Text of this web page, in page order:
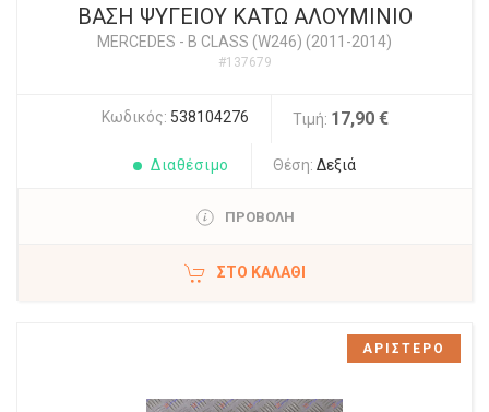
ΒΑΣΗ ΨΥΓΕΙΟΥ ΚΑΤΩ ΑΛΟΥΜΙΝΙΟ
MERCEDES - B CLASS (W246) (2011-2014)
#137679
Κωδικός: 538104276 Τιμή: 17,90 €
Διαθέσιμο Θέση: Δεξιά
ΠΡΟΒΟΛΗ
ΣΤΟ ΚΑΛΆΘΙ
ΑΡΙΣΤΕΡΟ